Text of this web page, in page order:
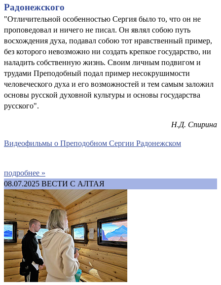
Радонежского
"Отличительной особенностью Сергия было то, что он не
проповедовал и ничего не писал. Он являл собою путь
восхождения духа, подавал собою тот нравственный пример,
без которого невозможно ни создать крепкое государство, ни
наладить собственную жизнь. Своим личным подвигом и
трудами Преподобный подал пример несокрушимости
человеческого духа и его возможностей и тем самым заложил
основы русской духовной культуры и основы государства
русского".
Н.Д. Спирина
Видеофильмы о Преподобном Сергии Радонежском
подробнее »
08.07.2025 ВЕСТИ С АЛТАЯ